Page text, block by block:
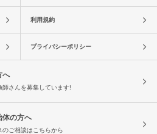
利用規約
プライバシーポリシー
へ
師さんを募集しています!
体の方へ
のご相談はこちらから